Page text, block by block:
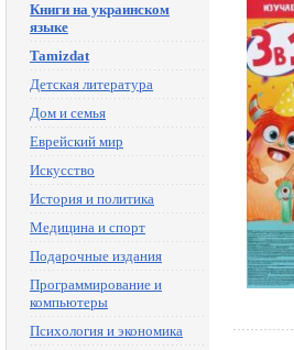
Книги на украинском
языке
Tamizdat
Детская литература
Дом и семья
Еврейский мир
Искусство
История и политика
Медицина и спорт
Подарочные издания
Программирование и
компьютеры
Психология и экономика